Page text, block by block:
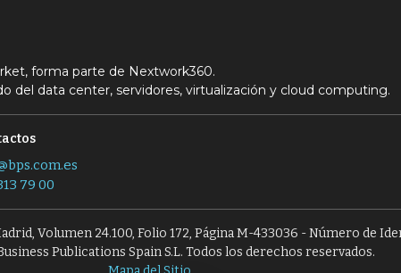
forma parte de Nextwork360.
del data center, servidores, virtualización y cloud computing.
79 00
Volumen 24.100, Folio 172, Página M-433036 - Número de
Publications Spain S.L. Todos los derechos reservados.